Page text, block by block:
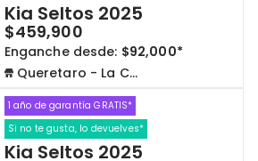
Kia Seltos 2025
$459,900
Enganche desde: $92,000*
Queretaro - La Capilla
1 año de garantía GRATIS*
Si no te gusta, lo devuelves*
Kia Seltos 2025